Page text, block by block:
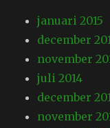
januari 2015
december
november
juli 2014
december
november